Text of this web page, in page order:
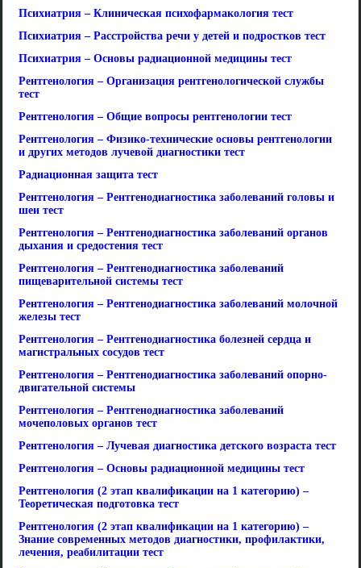
Психиатрия – Клиническая психофармакология тест
Психиатрия – Расстройства речи у детей и подростков тест
Психиатрия – Основы радиационной медицины тест
Рентгенология – Организация рентгенологической службы
тест
Рентгенология – Общие вопросы рентгенологии тест
Рентгенология – Физико-технические основы рентгенологии
и других методов лучевой диагностики тест
Радиационная защита тест
Рентгенология – Рентгенодиагностика заболеваний головы и
шеи тест
Рентгенология – Рентгенодиагностика заболеваний органов
дыхания и средостения тест
Рентгенология – Рентгенодиагностика заболеваний
пищеварительной системы тест
Рентгенология – Рентгенодиагностика заболеваний молочной
железы тест
Рентгенология – Рентгенодиагностика болезней сердца и
магистральных сосудов тест
Рентгенология – Рентгенодиагностика заболеваний опорно-
двигательной системы
Рентгенология – Рентгенодиагностика заболеваний
мочеполовых органов тест
Рентгенология – Лучевая диагностика детского возраста тест
Рентгенология – Основы радиационной медицины тест
Рентгенология (2 этап квалификации на 1 категорию) –
Теоретическая подготовка тест
Рентгенология (2 этап квалификации на 1 категорию) –
Знание современных методов диагностики, профилактики,
лечения, реабилитации тест